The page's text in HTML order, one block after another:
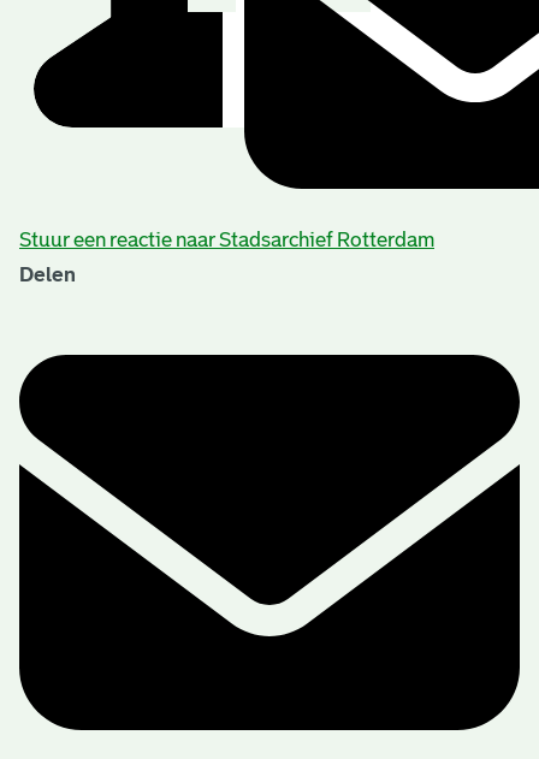
Stuur een reactie naar Stadsarchief Rotterdam
Delen